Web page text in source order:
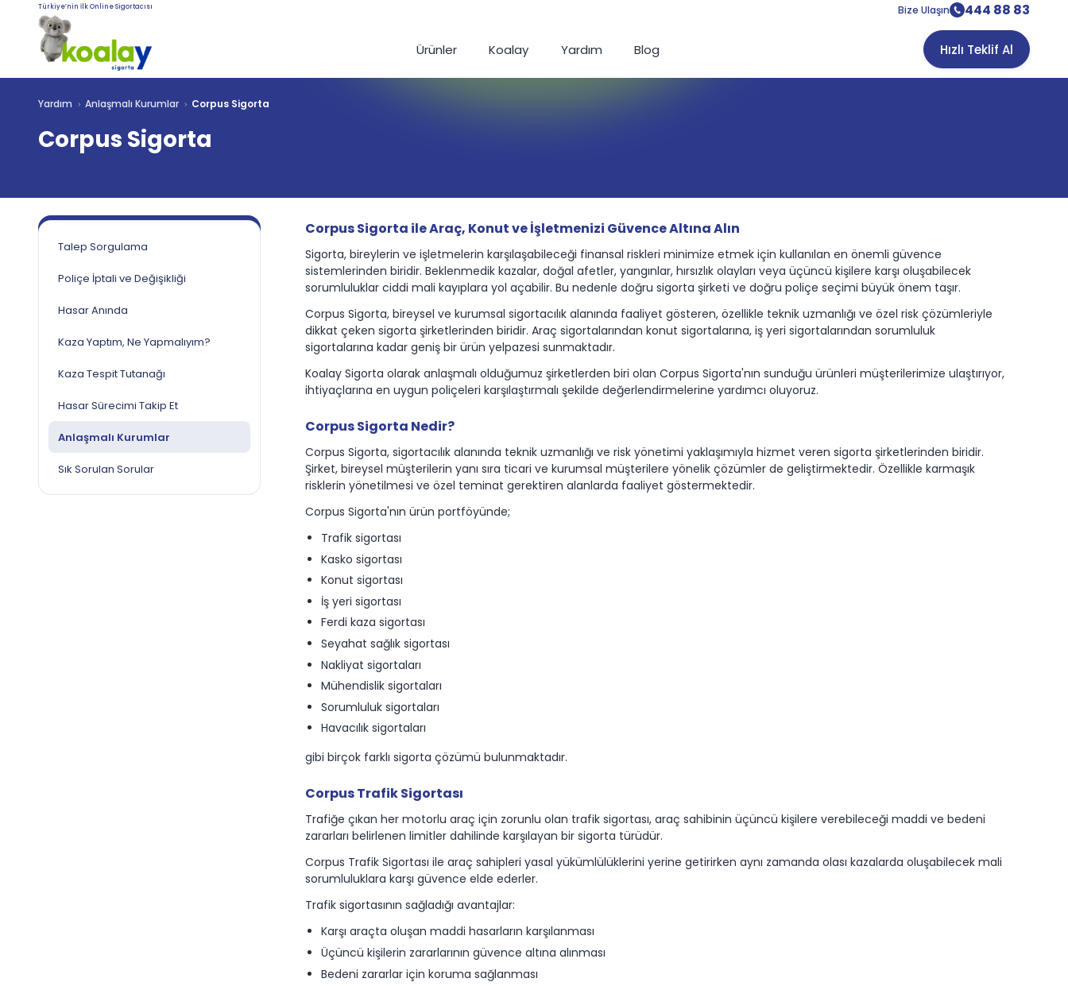
Bize Ulaşın 444 88 83
Türkiye’nin İlk Online Sigortacısı
Ürünler Koalay Yardım Blog Hızlı Teklif Al
Yardım Anlaşmalı Kurumlar Corpus Sigorta
Corpus Sigorta
Talep Sorgulama
Poliçe İptali ve Değişikliği
Hasar Anında
Kaza Yaptım, Ne Yapmalıyım?
Kaza Tespit Tutanağı
Hasar Sürecimi Takip Et
Anlaşmalı Kurumlar
Sık Sorulan Sorular
Corpus Sigorta ile Araç, Konut ve İşletmenizi Güvence Altına Alın
Sigorta, bireylerin ve işletmelerin karşılaşabileceği finansal riskleri minimize etmek için kullanılan en önemli güvence
sistemlerinden biridir. Beklenmedik kazalar, doğal afetler, yangınlar, hırsızlık olayları veya üçüncü kişilere karşı oluşabilecek
sorumluluklar ciddi mali kayıplara yol açabilir. Bu nedenle doğru sigorta şirketi ve doğru poliçe seçimi büyük önem taşır.
Corpus Sigorta, bireysel ve kurumsal sigortacılık alanında faaliyet gösteren, özellikle teknik uzmanlığı ve özel risk çözümleriyle
dikkat çeken sigorta şirketlerinden biridir. Araç sigortalarından konut sigortalarına, iş yeri sigortalarından sorumluluk
sigortalarına kadar geniş bir ürün yelpazesi sunmaktadır.
Koalay Sigorta olarak anlaşmalı olduğumuz şirketlerden biri olan Corpus Sigorta'nın sunduğu ürünleri müşterilerimize ulaştırıyor,
ihtiyaçlarına en uygun poliçeleri karşılaştırmalı şekilde değerlendirmelerine yardımcı oluyoruz.
Corpus Sigorta Nedir?
Corpus Sigorta, sigortacılık alanında teknik uzmanlığı ve risk yönetimi yaklaşımıyla hizmet veren sigorta şirketlerinden biridir.
Şirket, bireysel müşterilerin yanı sıra ticari ve kurumsal müşterilere yönelik çözümler de geliştirmektedir. Özellikle karmaşık
risklerin yönetilmesi ve özel teminat gerektiren alanlarda faaliyet göstermektedir.
Corpus Sigorta'nın ürün portföyünde;
Trafik sigortası
Kasko sigortası
Konut sigortası
İş yeri sigortası
Ferdi kaza sigortası
Seyahat sağlık sigortası
Nakliyat sigortaları
Mühendislik sigortaları
Sorumluluk sigortaları
Havacılık sigortaları
gibi birçok farklı sigorta çözümü bulunmaktadır.
Corpus Trafik Sigortası
Trafiğe çıkan her motorlu araç için zorunlu olan trafik sigortası, araç sahibinin üçüncü kişilere verebileceği maddi ve bedeni
zararları belirlenen limitler dahilinde karşılayan bir sigorta türüdür.
Corpus Trafik Sigortası ile araç sahipleri yasal yükümlülüklerini yerine getirirken aynı zamanda olası kazalarda oluşabilecek mali
sorumluluklara karşı güvence elde ederler.
Trafik sigortasının sağladığı avantajlar:
Karşı araçta oluşan maddi hasarların karşılanması
Üçüncü kişilerin zararlarının güvence altına alınması
Bedeni zararlar için koruma sağlanması